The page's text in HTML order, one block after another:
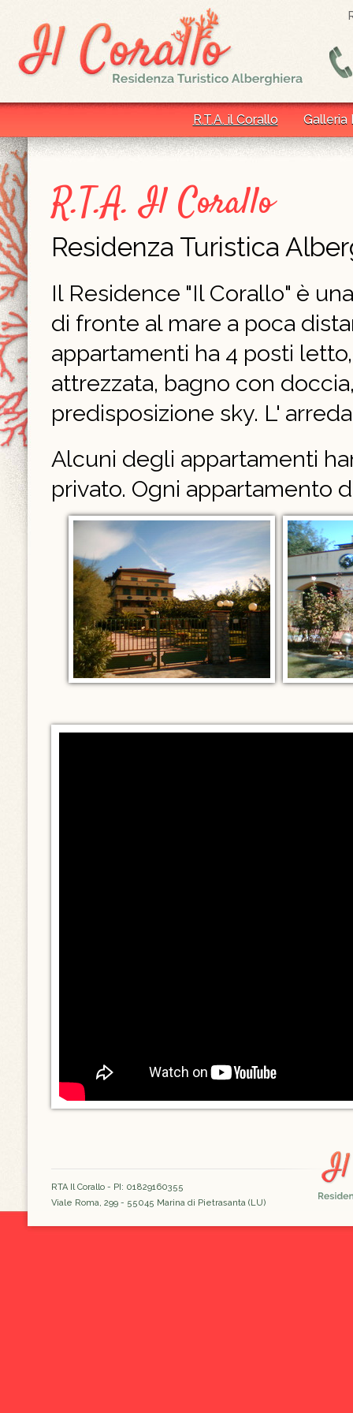
R.T.A. il Corallo Galleria
R.T.A. Il Corallo
Residenza Turistica
Il Residence "Il Corallo" è
di fronte al mare a poca
appartamenti ha 4 posti
attrezzata, bagno con
predisposizione sky. L'
Alcuni degli appartamenti
privato. Ogni appartamento
RTA Il Corallo - PI: 01829160355
Viale Roma, 299 - 55045 Marina di Pietrasanta (LU)